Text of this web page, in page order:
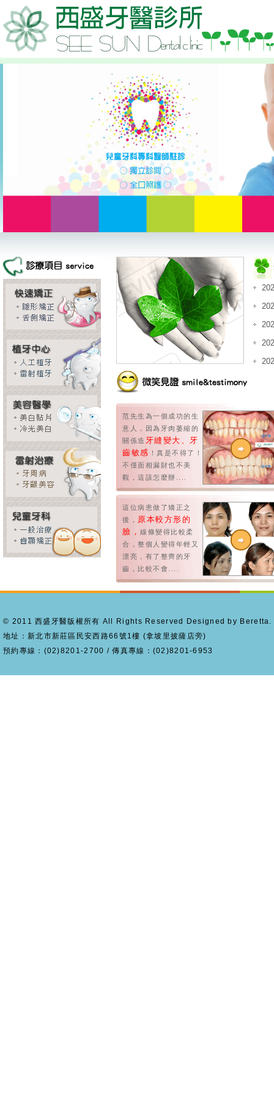
范先生為一個成功的生
意人，因為牙肉萎縮的
關係造 牙縫變大、牙
齒敏感 ！真是不得了！
不僅面相漏財也不美
觀，這該怎麼辦....
這位病患做了矯正之
後， 原本較方形的
臉， 線條變得比較柔
合，整個人變得年輕又
漂亮，有了整齊的牙
齒，比較不會....
© 2011 西盛牙醫版權所有 All Rights Reserved Designed by Beretta.
地址：新北市新莊區民安西路66號1樓 (拿坡里披薩店旁)
預約專線：(02)8201-2700 / 傳真專線：(02)8201-6953